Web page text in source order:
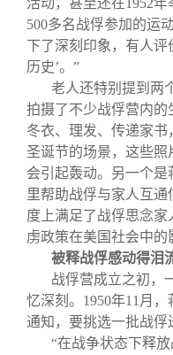
活动，甚至还在1952
500多名战俘参加的运
下了深刻印象，有人评
历史’。”
老人还特别提到两
拍摄了不少战俘营内
冬衣、理发、传递家
圣诞节的场景，这些照
会引起轰动。另一个是
里帮助战俘与家人互通
度上满足了战俘思念
虏政策在美国社会中的
被释战俘感动得泪
战俘营成立之初，
忆深刻。1950年11月
通知，要挑选一批战俘
“在战争状态下释